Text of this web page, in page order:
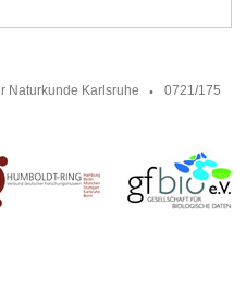
Naturkunde Karlsruhe
0721/175